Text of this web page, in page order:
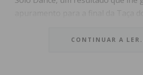
CONTINUAR A